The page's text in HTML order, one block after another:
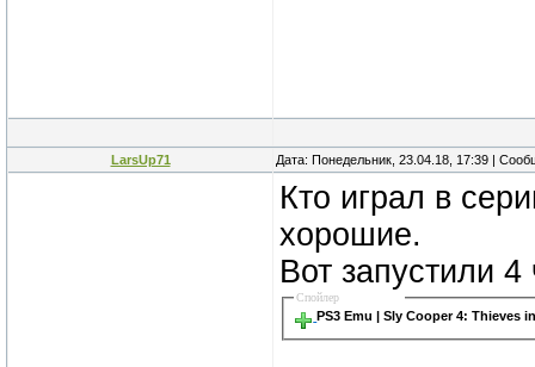
LarsUp71 Дата: Понедельник, 23.04.18, 17:39 |
Кто играл в
хорошие.
Вот запустили
Спойлер
PS3 Emu | Sly Cooper 4: Thieves